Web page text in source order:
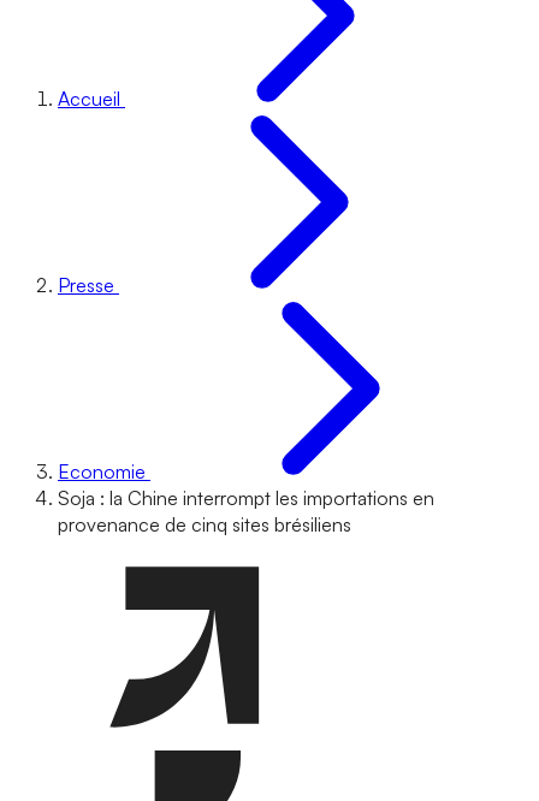
Accueil
Presse
Economie
Soja : la Chine interrompt les importations en
provenance de cinq sites brésiliens